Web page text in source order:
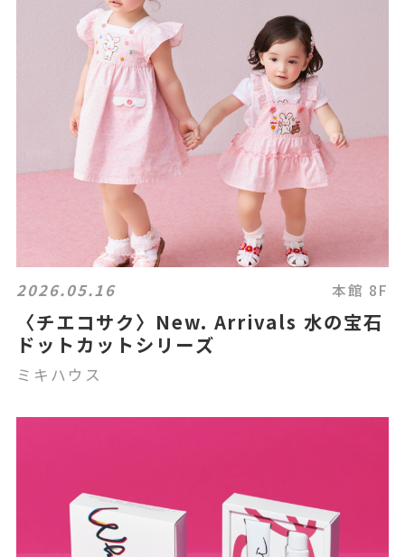
2026.05.16 本館 8F
〈チエコサク〉New. Arrivals 水の宝石
ドットカットシリーズ
ミキハウス